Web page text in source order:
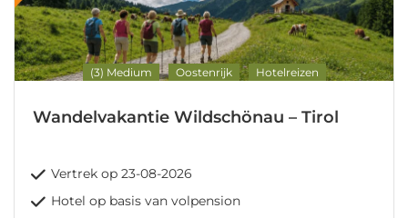
(3) Medium Oostenrijk Hotelreizen
Wandelvakantie Wildschönau – Tirol
Vertrek op 23-08-2026
Hotel op basis van volpension